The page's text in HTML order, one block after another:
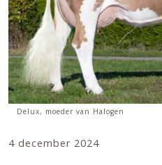
Delux, moeder van Halogen
4 december 2024